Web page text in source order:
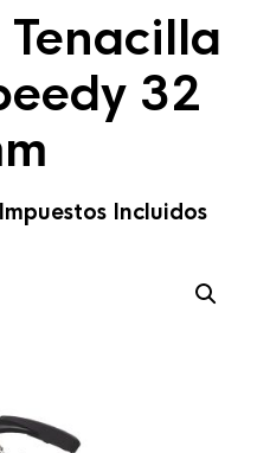
32
El
precio
Impuestos Incluidos